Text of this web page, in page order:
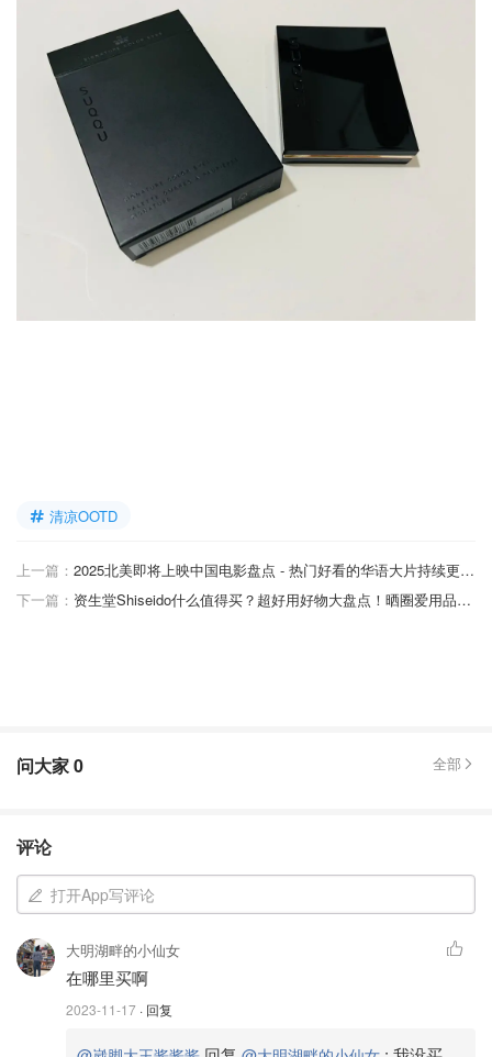
清凉OOTD
上一篇：
2025北美即将上映中国电影盘点 - 热门好看的华语大片持续更新 - 12月最新
下一篇：
资生堂Shiseido什么值得买？超好用好物大盘点！晒圈爱用品等你Pick~
问大家0 全部
评论
打开App写评论
大明湖畔的小仙女
在哪里买啊
2023-11-17 · 回复